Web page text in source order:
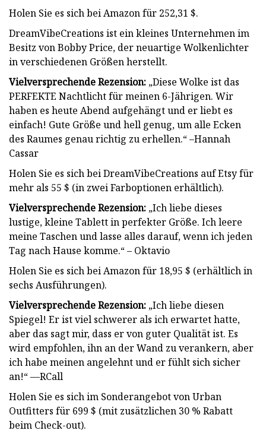
Holen Sie es sich bei Amazon für 252,31 $.
DreamVibeCreations ist ein kleines Unternehmen im
Besitz von Bobby Price, der neuartige Wolkenlichter
in verschiedenen Größen herstellt.
Vielversprechende Rezension: „Diese Wolke ist das
PERFEKTE Nachtlicht für meinen 6-Jährigen. Wir
haben es heute Abend aufgehängt und er liebt es
einfach! Gute Größe und hell genug, um alle Ecken
des Raumes genau richtig zu erhellen.“ –Hannah
Cassar
Holen Sie es sich bei DreamVibeCreations auf Etsy für
mehr als 55 $ (in zwei Farboptionen erhältlich).
Vielversprechende Rezension: „Ich liebe dieses
lustige, kleine Tablett in perfekter Größe. Ich leere
meine Taschen und lasse alles darauf, wenn ich jeden
Tag nach Hause komme.“ – Oktavio
Holen Sie es sich bei Amazon für 18,95 $ (erhältlich in
sechs Ausführungen).
Vielversprechende Rezension: „Ich liebe diesen
Spiegel! Er ist viel schwerer als ich erwartet hatte,
aber das sagt mir, dass er von guter Qualität ist. Es
wird empfohlen, ihn an der Wand zu verankern, aber
ich habe meinen angelehnt und er fühlt sich sicher
an!“ —RCall
Holen Sie es sich im Sonderangebot von Urban
Outfitters für 699 $ (mit zusätzlichen 30 % Rabatt
beim Check-out).